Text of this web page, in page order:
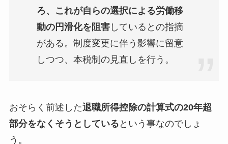
ろ、これが自らの選択による労働移
動の円滑化を阻害しているとの指摘
がある。制度変更に伴う影響に留意
しつつ、本税制の見直しを行う。
おそらく前述した退職所得控除の計算式の20年超
部分をなくそうとしている という事なのでしょ
う。